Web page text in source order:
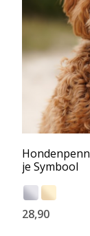
je Symbool
28,90